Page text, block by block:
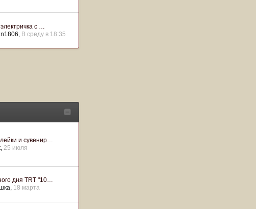
с …
В среду в 18:35
и сувенир…
25 июля
дня TRT "10…
18 марта